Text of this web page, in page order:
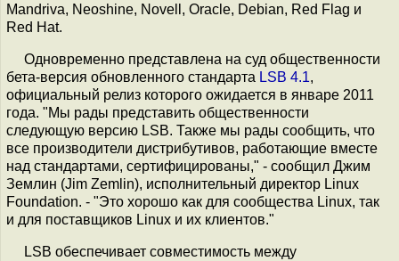
Mandriva, Neoshine, Novell, Oracle, Debian, Red Flag и
Red Hat.
Одновременно представлена на суд общественности
бета-версия обновленного стандарта LSB 4.1,
официальный релиз которого ожидается в январе 2011
года. "Мы рады представить общественности
следующую версию LSB. Также мы рады сообщить, что
все производители дистрибутивов, работающие вместе
над стандартами, сертифицированы," - сообщил Джим
Землин (Jim Zemlin), исполнительный директор Linux
Foundation. - "Это хорошо как для сообщества Linux, так
и для поставщиков Linux и их клиентов."
LSB обеспечивает совместимость между